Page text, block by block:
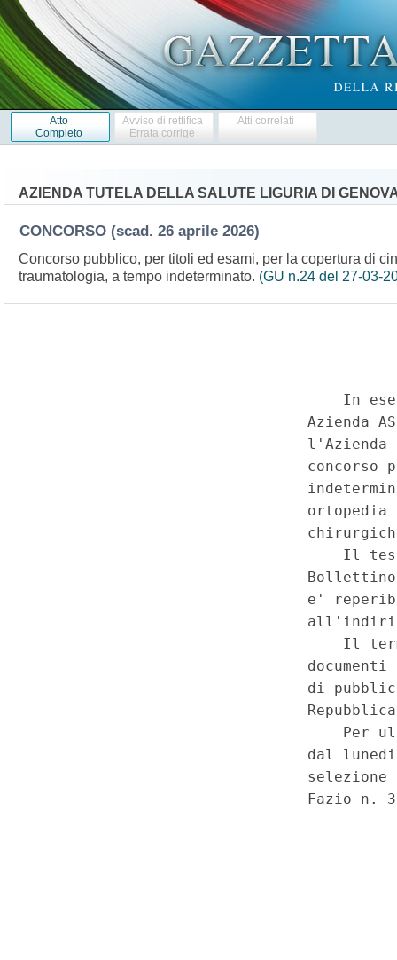
Atto
Completo
Avviso di rettifica
Errata corrige
Atti correlati
AZIENDA TUTELA DELLA SALUTE LIGURIA DI
CONCORSO (scad. 26 aprile 2026)
Concorso pubblico, per titoli ed esami, per la copertura di
traumatologia, a tempo indeterminato. (GU n.24 del 27-03-